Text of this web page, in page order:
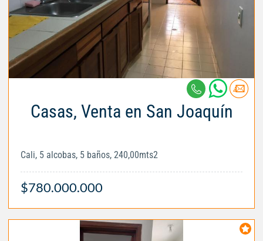
Casas, Venta en San Joaquín
Cali, 5 alcobas, 5 baños, 240,00mts2
$780.000.000